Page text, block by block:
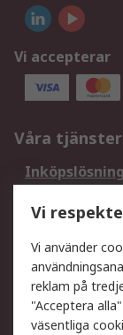
Vi accepterar
Våra tjänster
DesignSpark
Ditt lokala
Support
Få hjälp
Vi
Vi använder
reklam på
"Acceptera
väsentliga